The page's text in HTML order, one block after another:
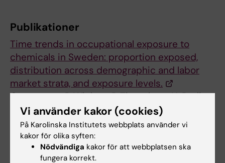
Publikationer
Time trends in occupational exposure to
chemicals in Sweden: proportion exposed,
distribution across demographic and labor
market strata, and exposure levels.
Gustavsson P, Wiebert P, Tinnerberg H, Bodin
T, Linnersjö A, Hed Myrberg I, Albin M, Selander
Scand J Work Environ Health 2022
Sep;48(6):479-489
Vi använder kakor (cookies)
På Karolinska Institutets webbplats använder vi
kakor för olika syften:
Nödvändiga kakor för att webbplatsen ska
fungera korrekt.